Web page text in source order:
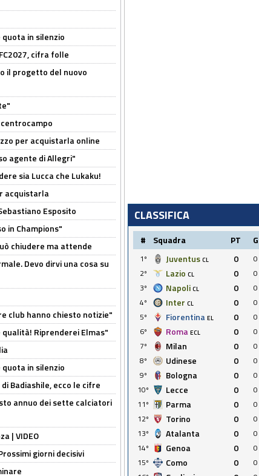
in silenzio
cifra folle
il progetto del nuovo
centrocampo
per acquistarla online
agente di Allegri"
sia Lucca che Lukaku!
acquistarla
Esposito
in Champions"
chiudere ma attende
Devo dirvi una cosa su
club hanno chiesto notizie"
Riprenderei Elmas"
in silenzio
Badiashile, ecco le cifre
annuo dei sette calciatori
| VIDEO
giorni decisivi
CLASSIFICA
# Squadra PT G
1º Juventus CL 0 0
2º
Lazio CL 0 0
3º
Napoli CL 0 0
4º
Inter CL 0 0
5º
Fiorentina EL 0 0
6º
Roma ECL 0 0
7º
Milan 0 0
8º
Udinese 0 0
9º
Bologna 0 0
10º
Lecce 0 0
11º
Parma 0 0
12º
Torino 0 0
13º
Atalanta 0 0
14º
Genoa 0 0
15º
Como 0 0